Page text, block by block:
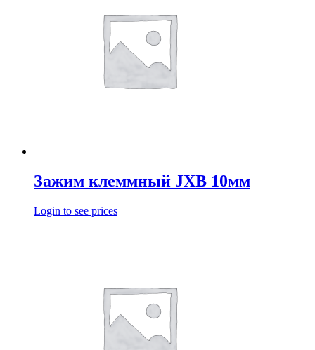
Зажим клеммный JXB 10мм
Login to see prices